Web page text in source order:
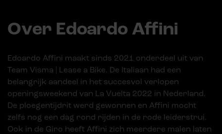
Over Edoardo Affini
Edoardo Affini maakt sinds 2021 onderdeel uit van
Team Visma | Lease a Bike. De Italiaan had een
belangrijk aandeel in het succesvol verlopen
openingsweekend van La Vuelta 2022 in Nederland.
De ploegentijdrit werd gewonnen en Affini mocht
zelfs nog een dag rond rijden in de rode leiderstrui.
Ook in de Giro heeft Affini zich meerdere malen laten